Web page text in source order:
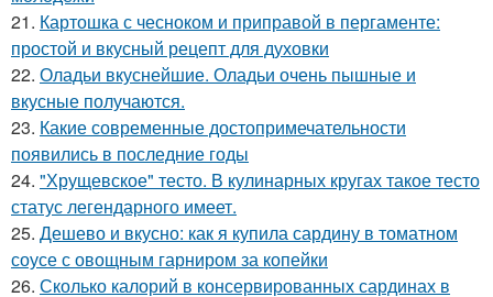
21. Картошка с чесноком и приправой в пергаменте:
простой и вкусный рецепт для духовки
22. Оладьи вкуснейшие. Оладьи очень пышные и
вкусные получаются.
23. Какие современные достопримечательности
появились в последние годы
24. "Хрущевское" тесто. В кулинарных кругах такое тесто
статус легендарного имеет.
25. Дешево и вкусно: как я купила сардину в томатном
соусе с овощным гарниром за копейки
26. Сколько калорий в консервированных сардинах в